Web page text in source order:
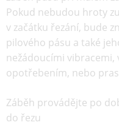
Pokud nebudou hroty
v začátku řezání, bude
pilového pásu a také
nežádoucími
opotřebením, nebo
Záběh provádějte po
do řezu